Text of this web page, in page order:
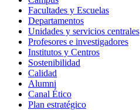
Facultades y Escuelas
Departamentos
Unidades y servicios centrales
Profesores e investigadores
Institutos y Centros
Sostenibilidad
Calidad
Alumni
Canal Ético
Plan estratégico